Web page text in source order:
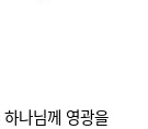
나님께 영광을